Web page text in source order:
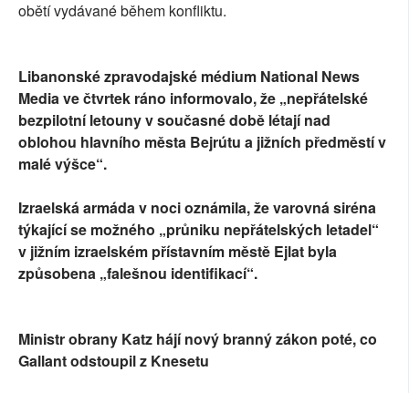
obětí vydávané během konfliktu.
Libanonské zpravodajské médium National News
Media ve čtvrtek ráno informovalo, že „nepřátelské
bezpilotní letouny v současné době létají nad
oblohou hlavního města Bejrútu a jižních předměstí v
malé výšce“.
Izraelská armáda v noci oznámila, že varovná siréna
týkající se možného „průniku nepřátelských letadel“
v jižním izraelském přístavním městě Ejlat byla
způsobena „falešnou identifikací“.
Ministr obrany Katz hájí nový branný zákon poté, co
Gallant odstoupil z Knesetu